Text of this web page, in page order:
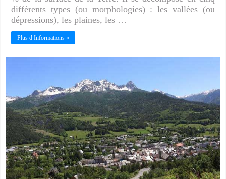
différents types (ou morphologies) : les vallées (ou
dépressions), les plaines, les …
Plus d Informations »